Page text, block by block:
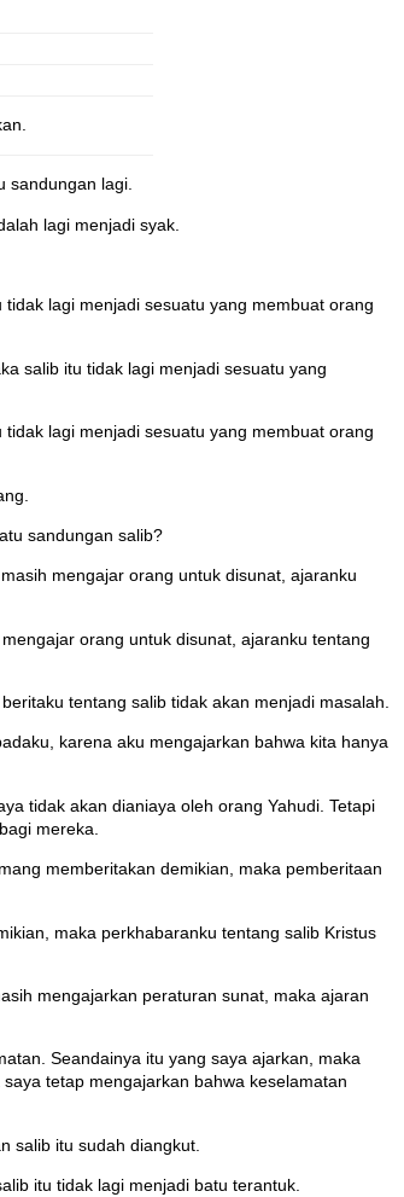
sandungan lagi.
lagi menjadi syak.
lagi menjadi sesuatu yang membuat orang
salib itu tidak lagi menjadi sesuatu yang
lagi menjadi sesuatu yang membuat orang
sandungan salib?
mengajar orang untuk disunat, ajaranku
orang untuk disunat, ajaranku tentang
tentang salib tidak akan menjadi masalah.
karena aku mengajarkan bahwa kita hanya
tidak akan dianiaya oleh orang Yahudi. Tetapi
mereka.
memberitakan demikian, maka pemberitaan
maka perkhabaranku tentang salib Kristus
mengajarkan peraturan sunat, maka ajaran
Seandainya itu yang saya ajarkan, maka
tetap mengajarkan bahwa keselamatan
salib itu sudah diangkut.
itu tidak lagi menjadi batu terantuk.